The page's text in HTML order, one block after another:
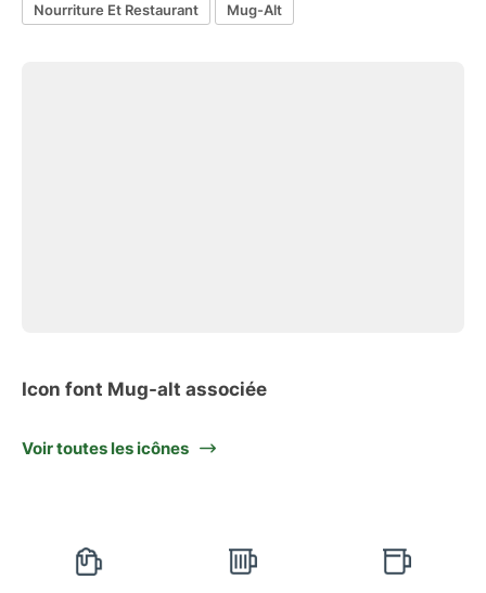
Nourriture Et Restaurant
Mug-Alt
Icon font Mug-alt associée
Voir toutes les icônes